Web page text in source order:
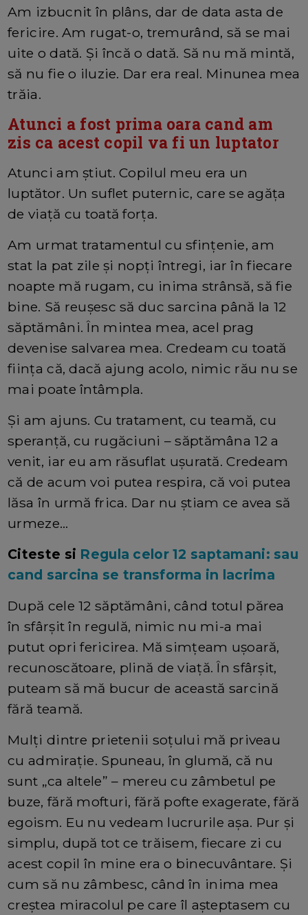
Am izbucnit în plâns, dar de data asta de
fericire. Am rugat-o, tremurând, să se mai
uite o dată. Și încă o dată. Să nu mă mintă,
să nu fie o iluzie. Dar era real. Minunea mea
trăia.
Atunci a fost prima oara cand am
zis ca acest copil va fi un luptator
Atunci am știut. Copilul meu era un
luptător. Un suflet puternic, care se agăța
de viață cu toată forța.
Am urmat tratamentul cu sfințenie, am
stat la pat zile și nopți întregi, iar în fiecare
noapte mă rugam, cu inima strânsă, să fie
bine. Să reușesc să duc sarcina până la 12
săptămâni. În mintea mea, acel prag
devenise salvarea mea. Credeam cu toată
ființa că, dacă ajung acolo, nimic rău nu se
mai poate întâmpla.
Și am ajuns. Cu tratament, cu teamă, cu
speranță, cu rugăciuni – săptămâna 12 a
venit, iar eu am răsuflat ușurată. Credeam
că de acum voi putea respira, că voi putea
lăsa în urmă frica. Dar nu știam ce avea să
urmeze…
Citeste si Regula celor 12 saptamani: sau
cand sarcina se transforma in lacrima
După cele 12 săptămâni, când totul părea
în sfârșit în regulă, nimic nu mi-a mai
putut opri fericirea. Mă simțeam ușoară,
recunoscătoare, plină de viață. În sfârșit,
puteam să mă bucur de această sarcină
fără teamă.
Mulți dintre prietenii soțului mă priveau
cu admirație. Spuneau, în glumă, că nu
sunt „ca altele” – mereu cu zâmbetul pe
buze, fără mofturi, fără pofte exagerate, fără
egoism. Eu nu vedeam lucrurile așa. Pur și
simplu, după tot ce trăisem, fiecare zi cu
acest copil în mine era o binecuvântare. Și
cum să nu zâmbesc, când în inima mea
creștea miracolul pe care îl așteptasem cu